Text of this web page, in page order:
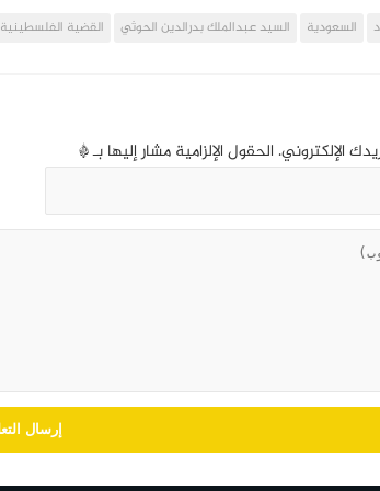
السعودية السيد عبدالملك بدرالدين الحوثي القضية الفلسطينية
الإلكتروني. الحقول الإلزامية مشار إليها بـ*